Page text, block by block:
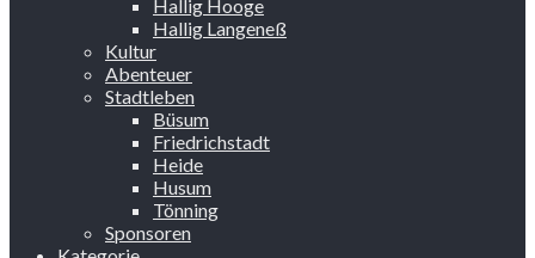
Hallig Hooge
Hallig Langeneß
Kultur
Abenteuer
Stadtleben
Büsum
Friedrichstadt
Heide
Husum
Tönning
Sponsoren